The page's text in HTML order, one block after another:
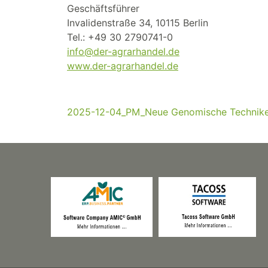
Geschäftsführer
Invalidenstraße 34, 10115 Berlin
Tel.: +49 30 2790741-0
info@der-agrarhandel.de
www.der-agrarhandel.de
2025-12-04_PM_Neue Genomische